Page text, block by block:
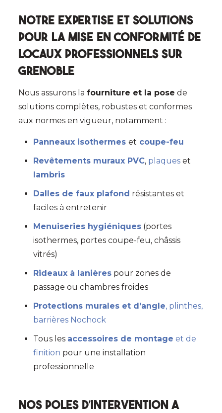
Notre expertise et solutions
pour la mise en conformité de
locaux professionnels sur
Grenoble
Nous assurons la fourniture et la pose de
solutions complètes, robustes et conformes
aux normes en vigueur, notamment :
Panneaux isothermes et coupe-feu
Revêtements muraux PVC, plaqueset
lambris
Dalles de faux plafond résistantes et
faciles à entretenir
Menuiseries hygiéniques(portes
isothermes, portes coupe-feu, châssis
vitrés)
Rideaux à lanièrespour zones de
passage ou chambres froides
Protections murales et d’angle, plinthes,
barrières Nochock
Tous les accessoires de montage et de
finition pour une installation
professionnelle
Nos poles d’intervention a